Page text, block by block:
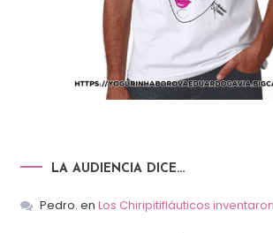
LA AUDIENCIA DICE…
Pedro. en Los Chiripitifláuticos